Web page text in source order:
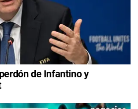
de Infantino y